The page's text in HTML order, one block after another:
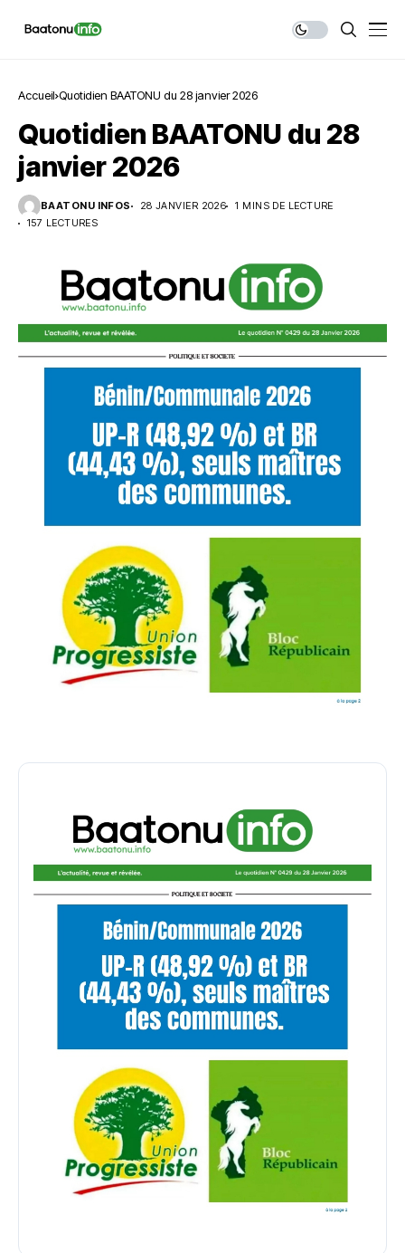
Accueil Quotidien BAATONU du 28 janvier 2026
Quotidien BAATONU du 28
janvier 2026
BAATONU INFOS 28 JANVIER 2026
1 MINS DE LECTURE
157 LECTURES